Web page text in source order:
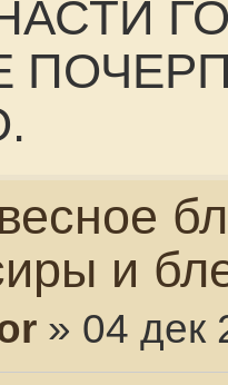
с
все таки
С
наблюдал
Но как
на
по